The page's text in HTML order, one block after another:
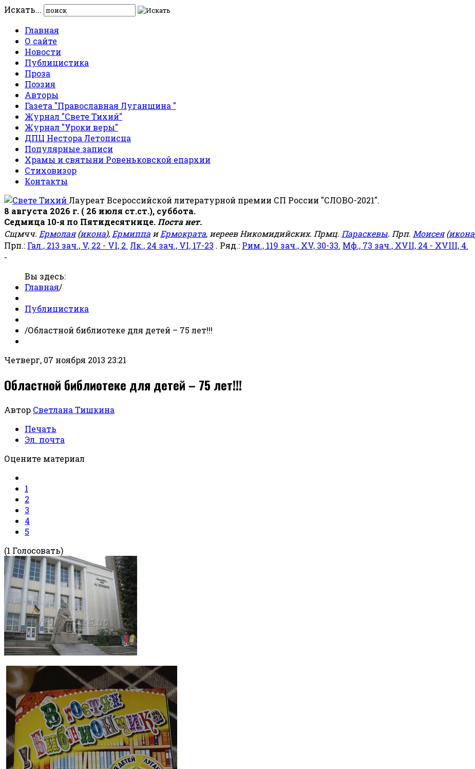
Искать...
Главная
О сайте
Новости
Публицистика
Проза
Поэзия
Авторы
Газета "Православная Луганщина "
Журнал "Свете Тихий"
Журнал "Уроки веры"
ДПЦ Нестора Летописца
Популярные записи
Храмы и святыни Ровеньковской епархии
Стиховизор
Контакты
Лауреат Всероссийской литературной премии СП России "СЛОВО-2021".
8 августа 2026 г. ( 26 июля ст.ст.), суббота.
Седмица 10-я по Пятидесятнице. Поста нет.
Сщмчч. Ермолая(икона), Ермиппа иЕрмократа, иереев Никомидийских. Прмц. Параскевы. Прп. Моисея(икона
Прп.: Гал., 213 зач., V, 22 - VI, 2. Лк., 24 зач., VI, 17-23 . Ряд.: Рим., 119 зач., XV, 30-33. Мф., 73 зач., XVII, 24 - XVIII, 4.
-
Вы здесь:
Главная/
Публицистика
/Областной библиотеке для детей – 75 лет!!!
Четверг, 07 ноября 2013 23:21
Областной библиотеке для детей – 75 лет!!!
Автор Светлана Тишкина
Печать
Эл. почта
Оцените материал
1
2
3
4
5
(1 Голосовать)